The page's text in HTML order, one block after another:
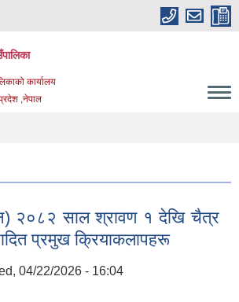
कार्यालय
,नेपाल
२०८२ साल श्रावण १ देखि चैत्र
प्रमुख क्रियाकलापहरू
04/22/2026 - 16:04